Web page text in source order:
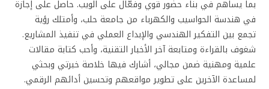
بما يساهم في بناء حضور قوي وفعّال على الويب. حاصل على إجازة
في هندسة الحواسيب والكهرباء من جامعة حلب، وأمتلك رؤية
تجمع بين التفكير الهندسي والإبداع العملي في تنفيذ المشاريع.
شغوف بالقراءة ومتابعة آخر الأخبار التقنية، وأحب كتابة مقالات
علمية ومهنية ضمن مجالي، أشارك فيها خلاصة خبرتي وبحثي
لمساعدة الآخرين على تطوير مواقعهم وتحسين أدائهم الرقمي.